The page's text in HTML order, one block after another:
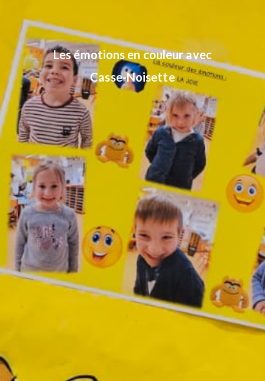
Les émotions en couleur avec
Casse-Noisette